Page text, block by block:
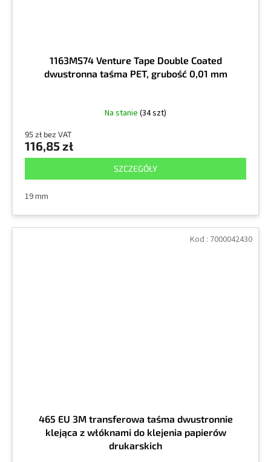
1163MS74 Venture Tape Double Coated
dwustronna taśma PET, grubość 0,01 mm
Na stanie (34 szt)
95 zł bez VAT
116,85 zł
SZCZEGÓŁY
19 mm
465 EU 3M transferowa taśma dwustronnie
klejąca z włóknami do klejenia papierów
drukarskich
Kod : 7000042430